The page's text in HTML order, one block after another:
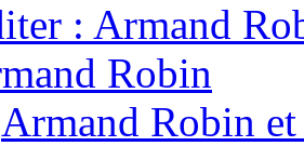
: Armand
Robin
Armand Robin